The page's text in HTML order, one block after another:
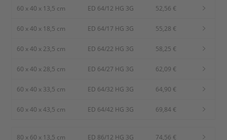
60 x 40 x 13,5 cm ED 64/12 HG 3G 52,56 €
60 x 40 x 18,5 cm ED 64/17 HG 3G 55,28 €
60 x 40 x 23,5 cm ED 64/22 HG 3G 58,25 €
60 x 40 x 28,5 cm ED 64/27 HG 3G 62,09 €
60 x 40 x 33,5 cm ED 64/32 HG 3G 64,90 €
60 x 40 x 43,5 cm ED 64/42 HG 3G 69,84 €
80 x 60 x 13,5 cm ED 86/12 HG 3G 74,56 €